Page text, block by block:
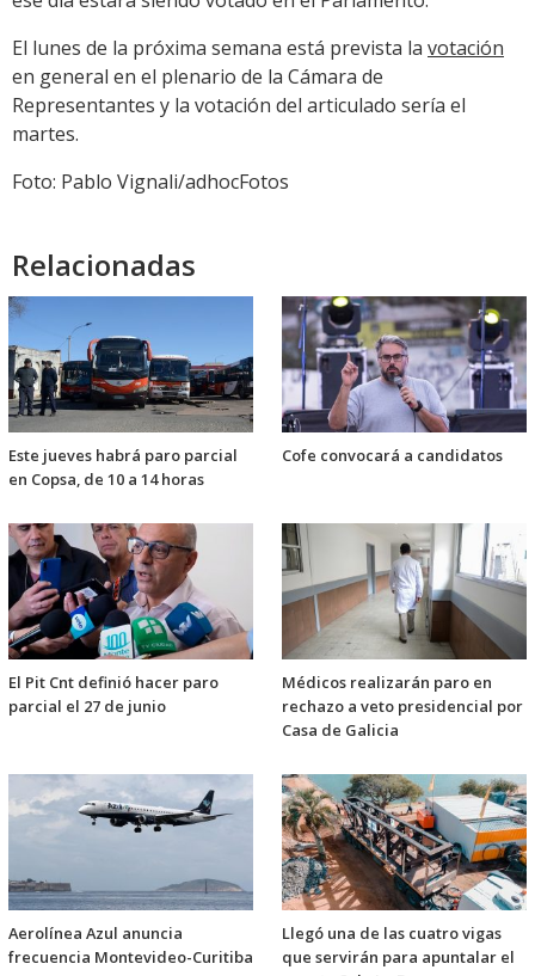
El lunes de la próxima semana está prevista la votación
en general en el plenario de la Cámara de
Representantes y la votación del articulado sería el
martes.
Foto: Pablo Vignali/adhocFotos
Relacionadas
Este jueves habrá paro parcial
en Copsa, de 10 a 14 horas
Cofe convocará a candidatos
El Pit Cnt definió hacer paro
parcial el 27 de junio
Médicos realizarán paro en
rechazo a veto presidencial por
Casa de Galicia
Aerolínea Azul anuncia
frecuencia Montevideo-Curitiba
Llegó una de las cuatro vigas
que servirán para apuntalar el